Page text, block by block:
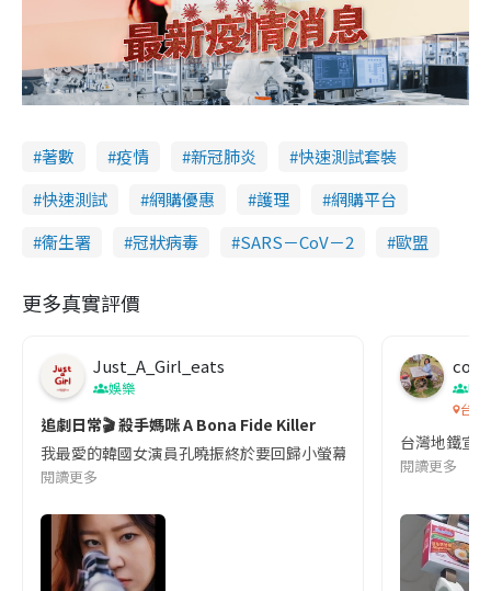
著數 疫情 新冠肺炎
快速測試套裝
快速測試
網購優惠 護理
網購平台
衞生署
冠狀病毒 SARS－CoV－2 歐盟
更多真實評價
Just_A_Girl_eats
娛樂
追劇日常🎬 殺手媽咪 A Bona Fide Killer
我最愛的韓國女演員孔曉振終於要回歸小螢幕啦!這次的劇本改編
閱讀更多
co
吹
台灣
台灣地鐵宣
閱讀更多